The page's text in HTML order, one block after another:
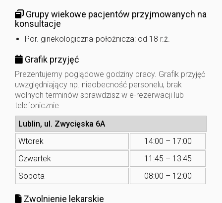
Grupy wiekowe pacjentów przyjmowanych na
konsultacje
Por. ginekologiczna-położnicza: od 18 r.ż.
Grafik przyjęć
Prezentujemy poglądowe godziny pracy. Grafik przyjęć
uwzględniający np. nieobecność personelu, brak
wolnych terminów sprawdzisz w e-rezerwacji lub
telefonicznie
Lublin, ul. Zwycięska 6A
Wtorek
14:00 – 17:00
Czwartek
11:45 – 13:45
Sobota
08:00 – 12:00
Zwolnienie lekarskie